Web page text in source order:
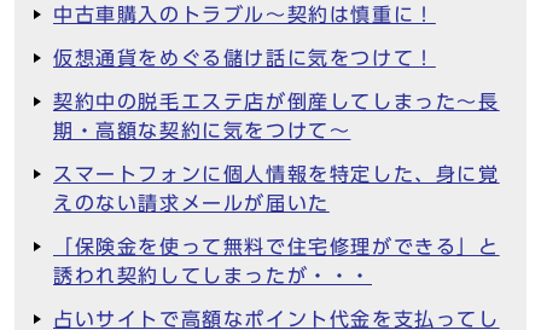
中古車購入のトラブル～契約は慎重に！
仮想通貨をめぐる儲け話に気をつけて！
契約中の脱毛エステ店が倒産してしまった～長
期・高額な契約に気をつけて～
スマートフォンに個人情報を特定した、身に覚
えのない請求メールが届いた
「保険金を使って無料で住宅修理ができる」と
誘われ契約してしまったが・・・
占いサイトで高額なポイント代金を支払ってし